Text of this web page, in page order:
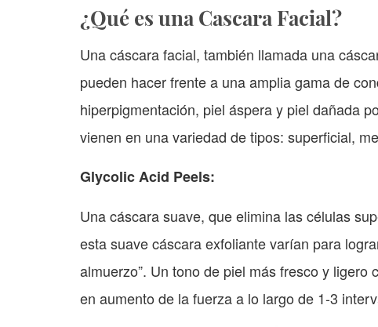
¿Qué es una Cascara Facial?
Una cáscara facial, también llamada una
pueden hacer frente a una amplia gama de
hiperpigmentación, piel áspera y piel dañada
vienen en una variedad de tipos: superficial,
Glycolic Acid Peels:
Una cáscara suave, que elimina las células
esta suave cáscara exfoliante varían para
almuerzo”. Un tono de piel más fresco y
en aumento de la fuerza a lo largo de 1-3